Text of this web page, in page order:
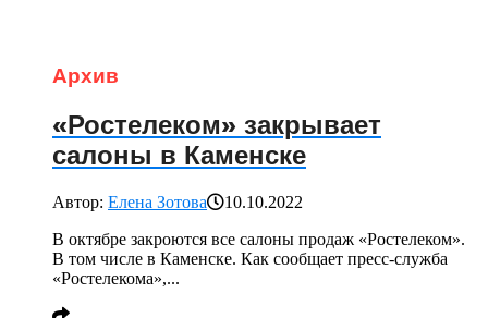
Архив
«Ростелеком» закрывает
салоны в Каменске
Автор: Елена Зотова
10.10.2022
В октябре закроются все салоны продаж «Ростелеком».
В том числе в Каменске. Как сообщает пресс-служба
«Ростелекома»,...